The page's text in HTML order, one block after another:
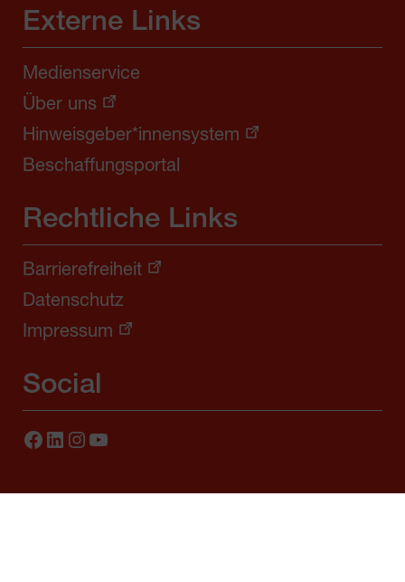
Externe Links
Medienservice
Über uns
Hinweisgeber*innensystem
Beschaffungsportal
Rechtliche Links
Barrierefreiheit
Datenschutz
Impressum
Social
Facebook
LinkedIn
Instagram
YouTube